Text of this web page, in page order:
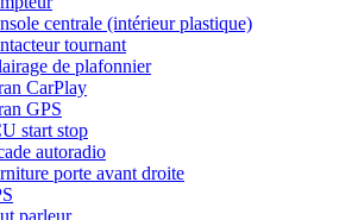
centrale (intérieur plastique)
tournant
de plafonnier
CarPlay
GPS
start stop
autoradio
porte avant droite
parleur